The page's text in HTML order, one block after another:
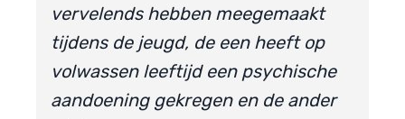
vervelends hebben meegemaakt
tijdens de jeugd, de een heeft op
volwassen leeftijd een psychische
aandoening gekregen en de ander